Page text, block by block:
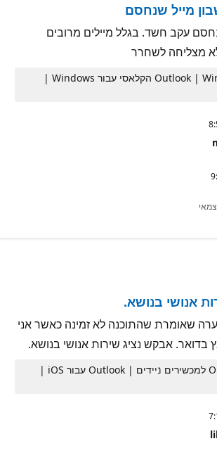
מייל שנחסם
עקב חשד. בגלל מיילים מרובים
מצליחה לשחרר
Outlook | Windows | Outlook הקלאסי עבור Windows |
אנושי בנושא.
שאומרת שהתוכנה לא זמינה כאשר אני
בדואר. אבקש נציג שירות אנושי בנושא.
Outlook | Outlook למכשירים ניידים | Outlook עבור iOS |